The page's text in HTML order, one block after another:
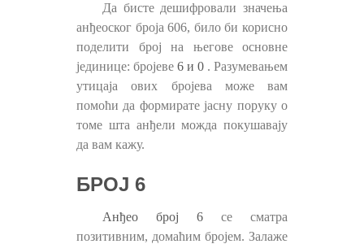
Да бисте дешифровали значења
анђеоског броја 606, било би корисно
поделити број на његове основне
јединице: бројеве 6 и 0 . Разумевањем
утицаја ових бројева може вам
помоћи да формирате јасну поруку о
томе шта анђели можда покушавају
да вам кажу.
БРОЈ 6
Анђео број 6 се сматра
позитивним, домаћим бројем. Залаже